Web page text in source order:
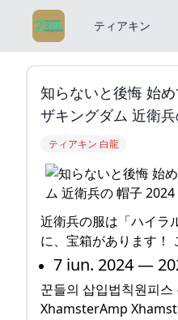
ティアキン
知らないと後悔 始
ザキングダム 近衛
ティアキン 白龍
近衛兵の服は「ハイラ
に、宝箱があります！
7 iun. 2024 —
꾼들의 삽입법칙원피
XhamsterAmp